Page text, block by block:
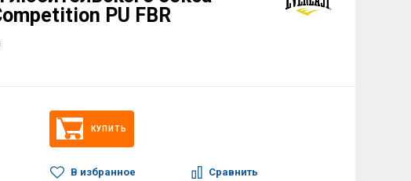
PU FBR
КУПИТЬ
В избранное Сравнить